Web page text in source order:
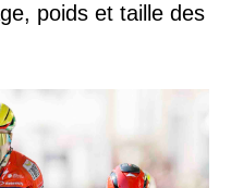
poids et taille des